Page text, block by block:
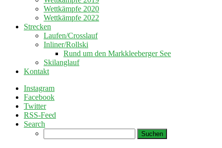
Wettkämpfe 2020
Wettkämpfe 2022
Strecken
Laufen/Crosslauf
Inliner/Rollski
Rund um den Markkleeberger See
Skilanglauf
Kontakt
Instagram
Facebook
Twitter
RSS-Feed
Search
nach: